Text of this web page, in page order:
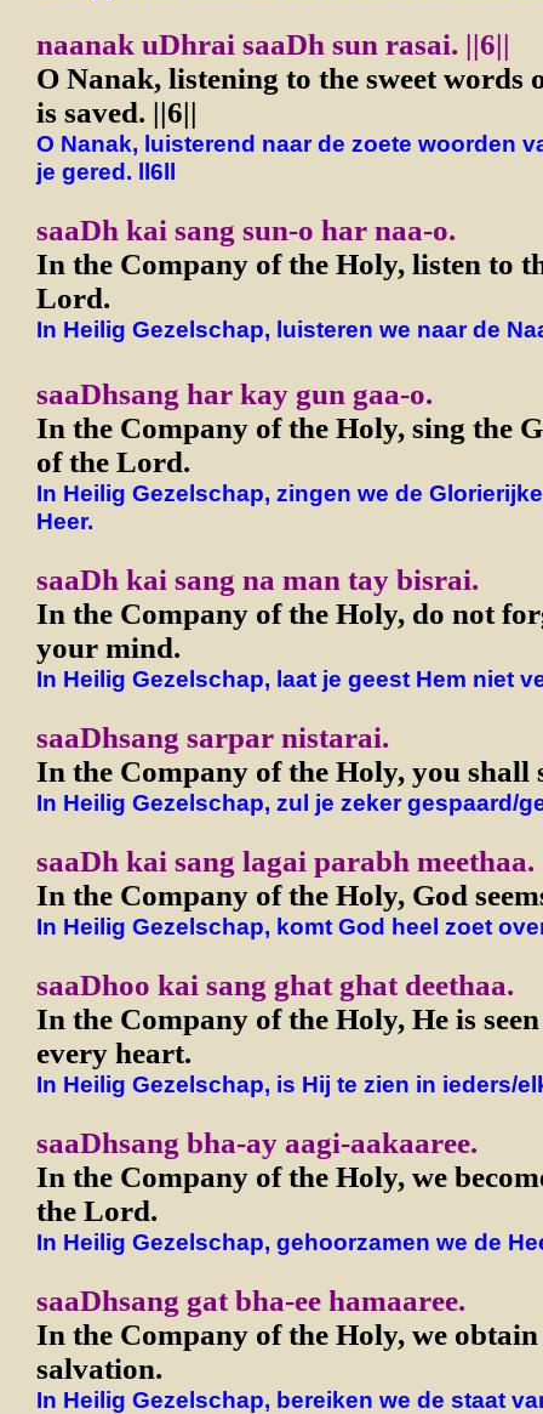
naanak uDhrai saaDh sun rasai. ||6||
O Nanak, listening to the sweet words
is saved. ||6||
O Nanak, luisterend naar de zoete woorden
je gered. ll6ll
saaDh kai sang sun-o har naa-o.
In the Company of the Holy, listen to
Lord.
In Heilig Gezelschap, luisteren we naar de
saaDhsang har kay gun gaa-o.
In the Company of the Holy, sing the
of the Lord.
In Heilig Gezelschap, zingen we de
Heer.
saaDh kai sang na man tay bisrai.
In the Company of the Holy, do not
your mind.
In Heilig Gezelschap, laat je geest Hem niet
saaDhsang sarpar nistarai.
In the Company of the Holy, you shall
In Heilig Gezelschap, zul je zeker gespaard/
saaDh kai sang lagai parabh meethaa.
In the Company of the Holy, God
In Heilig Gezelschap, komt God heel zoet
saaDhoo kai sang ghat ghat deethaa.
In the Company of the Holy, He is
every heart.
In Heilig Gezelschap, is Hij te zien in ieders/
saaDhsang bha-ay aagi-aakaaree.
In the Company of the Holy, we
the Lord.
In Heilig Gezelschap, gehoorzamen we de
saaDhsang gat bha-ee hamaaree.
In the Company of the Holy, we obtain
salvation.
In Heilig Gezelschap, bereiken we de staat